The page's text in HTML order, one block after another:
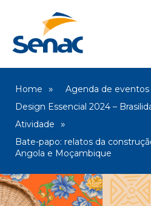
Home Agenda de eventos
Design Essencial 2024 –
Atividade
Bate-papo: relatos da
Angola e Moçambique